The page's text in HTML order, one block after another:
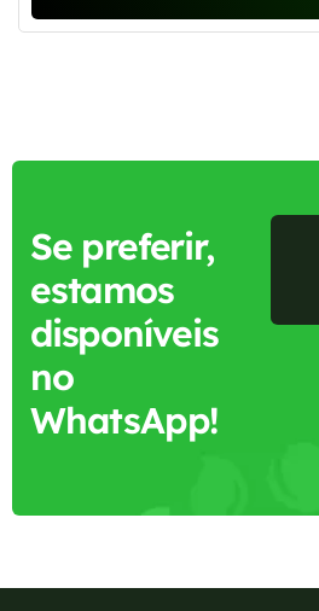
Se preferir,
estamos
disponíveis
no
WhatsApp!